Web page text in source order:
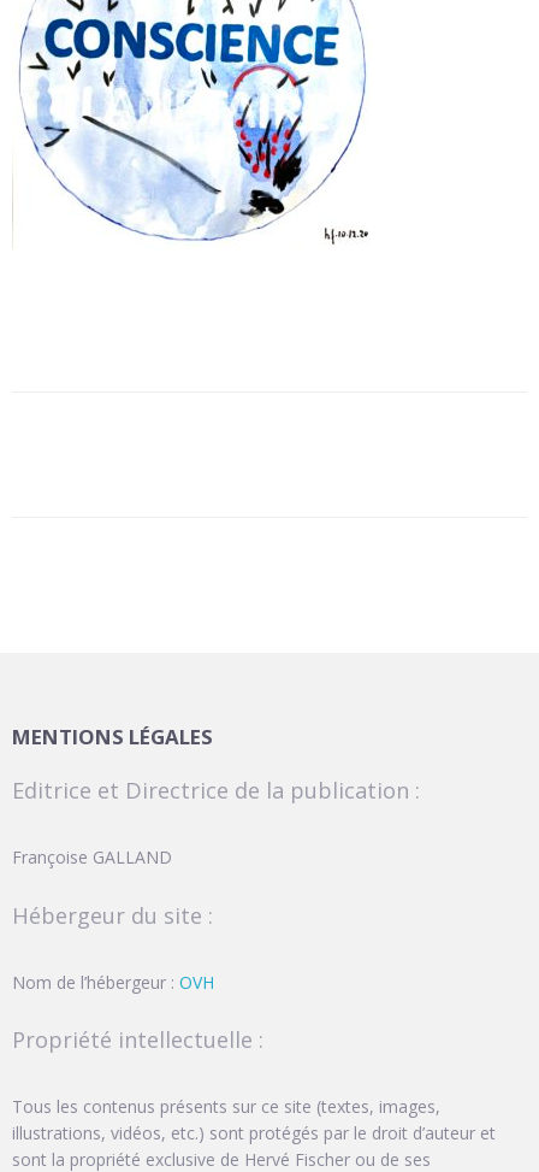
MENTIONS LÉGALES
Editrice et Directrice de la publication :
Françoise GALLAND
Hébergeur du site :
Nom de l’hébergeur : OVH
Propriété intellectuelle :
Tous les contenus présents sur ce site (textes, images,
illustrations, vidéos, etc.) sont protégés par le droit d’auteur et
sont la propriété exclusive de Hervé Fischer ou de ses